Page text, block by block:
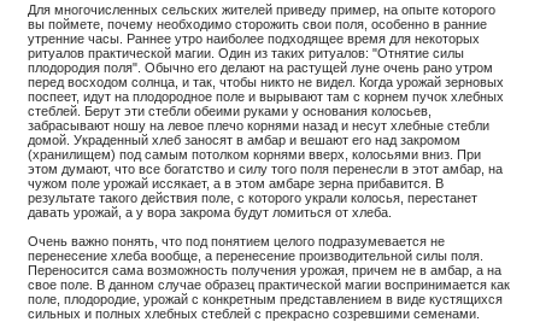
Для многочисленных сельских жителей приведу пример, на опыте которого
вы поймете, почему необходимо сторожить свои поля, особенно в ранние
утренние часы. Раннее утро наиболее подходящее время для некоторых
ритуалов практической магии. Один из таких ритуалов: "Отнятие силы
плодородия поля". Обычно его делают на растущей луне очень рано утром
перед восходом солнца, и так, чтобы никто не видел. Когда урожай зерновых
поспеет, идут на плодородное поле и вырывают там с корнем пучок хлебных
стеблей. Берут эти стебли обеими руками у основания колосьев,
забрасывают ношу на левое плечо корнями назад и несут хлебные стебли
домой. Украденный хлеб заносят в амбар и вешают его над закромом
(хранилищем) под самым потолком корнями вверх, колосьями вниз. При
этом думают, что все богатство и силу того поля перенесли в этот амбар, на
чужом поле урожай иссякает, а в этом амбаре зерна прибавится. В
результате такого действия поле, с которого украли колосья, перестанет
давать урожай, а у вора закрома будут ломиться от хлеба.
Очень важно понять, что под понятием целого подразумевается не
перенесение хлеба вообще, а перенесение производительной силы поля.
Переносится сама возможность получения урожая, причем не в амбар, а на
свое поле. В данном случае образец практической магии воспринимается как
поле, плодородие, урожай с конкретным представлением в виде кустящихся
сильных и полных хлебных стеблей с прекрасно созревшими семенами.